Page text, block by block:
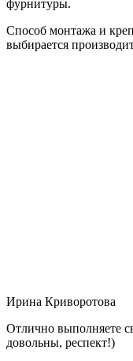
фурнитуры.
Способ монтажа и
выбирается
Ирина Криворотова
Отлично выполняете
довольны, респект!)